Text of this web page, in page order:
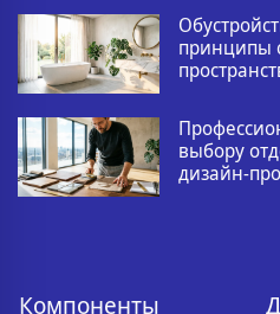
принципы
выбору
дизайн-
Компоненты